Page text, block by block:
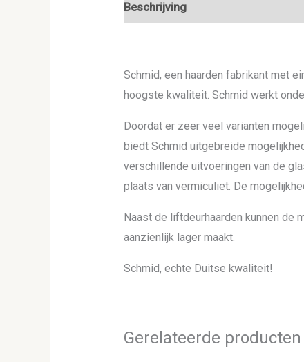
Beschrijving
Schmid, een haarden fabrikant met
hoogste kwaliteit. Schmid werkt
Doordat er zeer veel varianten
biedt Schmid uitgebreide
verschillende uitvoeringen van de
plaats van vermiculiet. De
Naast de liftdeurhaarden kunnen de
aanzienlijk lager maakt.
Schmid, echte Duitse kwaliteit!
Gerelateerde producten